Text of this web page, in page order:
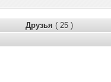
Друзья ( 25 )